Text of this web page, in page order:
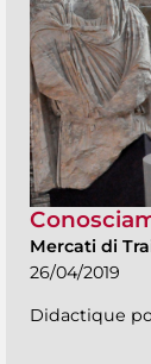
Mercati di
26/04/2019
Didactique